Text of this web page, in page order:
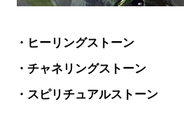
・ヒーリングストーン
・チャネリングストーン
・スピリチュアルストーン